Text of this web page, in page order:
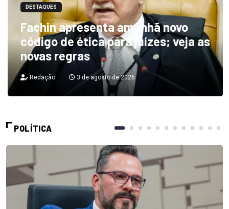
DESTAQUES
Fachin apresenta amanhã novo
código de ética para juízes; veja as
novas regras
Redação 3 de agosto de 2026
POLÍTICA